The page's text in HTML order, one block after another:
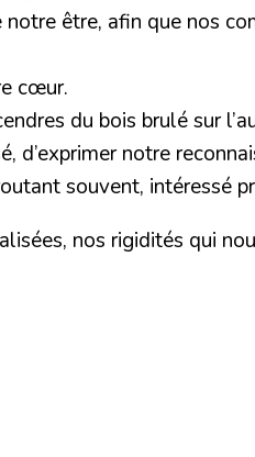
être, afin que nos
cœur.
du bois brulé sur
notre
souvent, intéressé
nos rigidités qui